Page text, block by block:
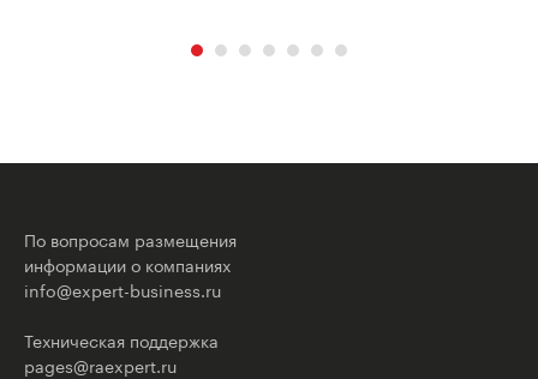
По вопросам размещения
информации о компаниях
info@expert-business.ru
Техническая поддержка
pages@raexpert.ru